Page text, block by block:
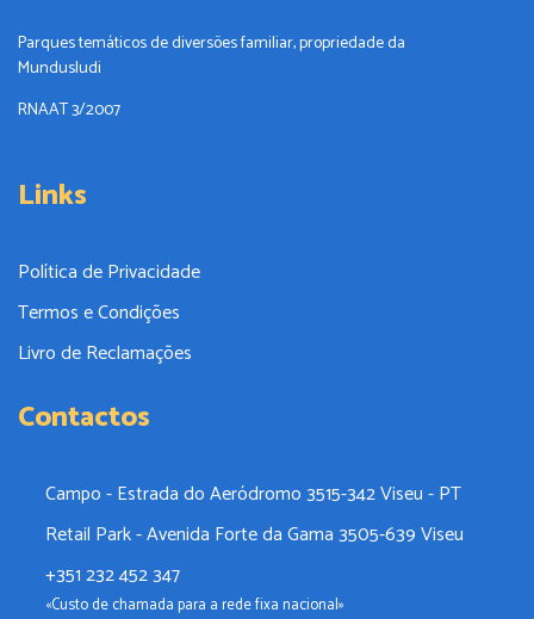
Parques temáticos de diversões familiar, propriedade da
Mundusludi
RNAAT 3/2007
Links
Política de Privacidade
Termos e Condições
Livro de Reclamações
Contactos
Campo - Estrada do Aeródromo 3515-342 Viseu - PT
Retail Park - Avenida Forte da Gama 3505-639 Viseu
+351 232 452 347
«Custo de chamada para a rede fixa nacional»